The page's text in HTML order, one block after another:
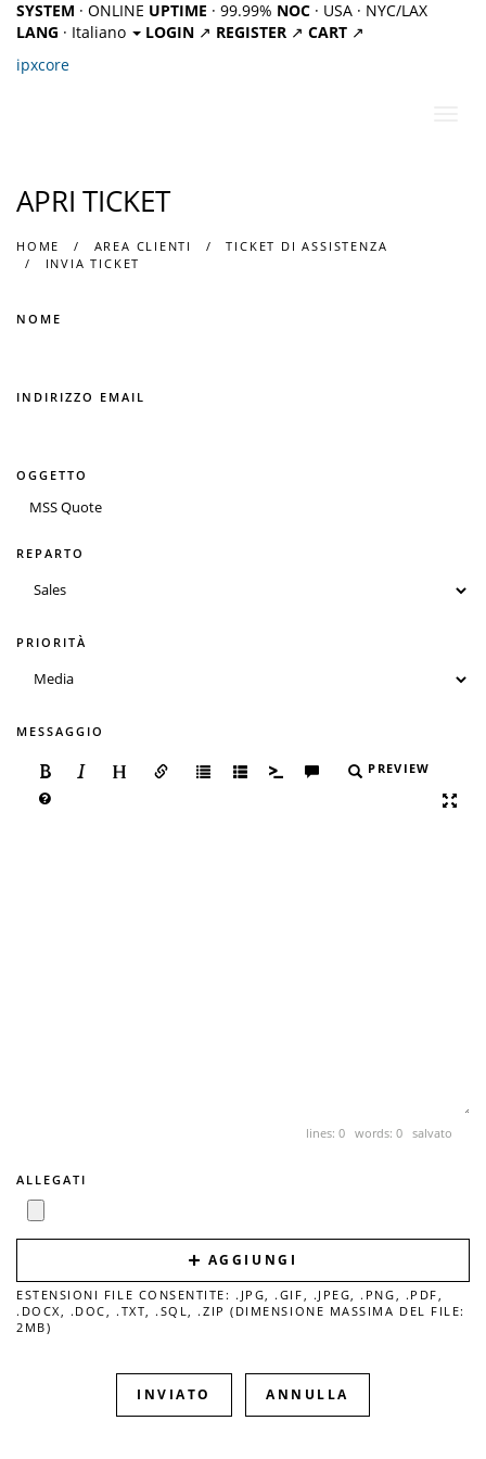
SYSTEM · ONLINE UPTIME · 99.99% NOC · USA · NYC/LAX
LANG · Italiano LOGIN ↗ REGISTER ↗ CART ↗
ipxcore
APRI TICKET
HOME AREA CLIENTI
TICKET DI ASSISTENZA
INVIA TICKET
NOME
INDIRIZZO EMAIL
OGGETTO
REPARTO
PRIORITÀ
MESSAGGIO
PREVIEW
lines: 0 words: 0 salvato
ALLEGATI
AGGIUNGI
ESTENSIONI FILE CONSENTITE: .JPG, .GIF, .JPEG, .PNG, .PDF,
.DOCX, .DOC, .TXT, .SQL, .ZIP (DIMENSIONE MASSIMA DEL FILE:
2MB)
ANNULLA